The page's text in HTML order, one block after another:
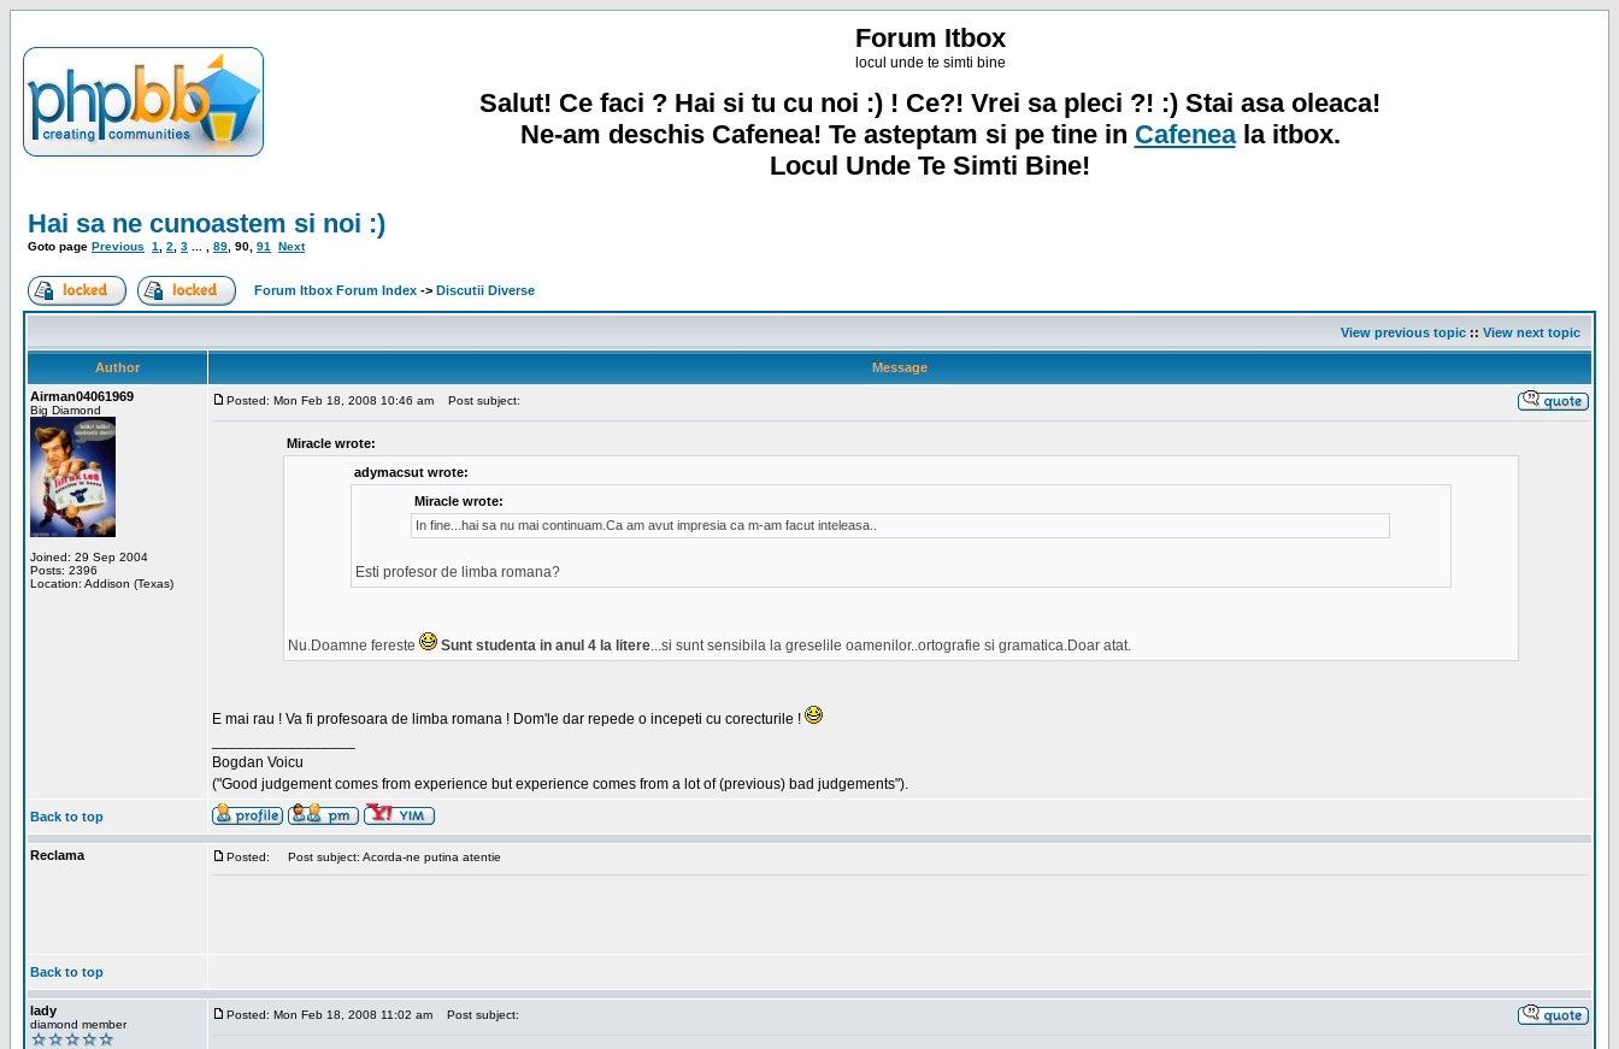
Forum Itbox
locul unde te simti bine
Salut! Ce faci ? Hai si tu cu noi :) ! Ce?! Vrei sa pleci ?! :) Stai asa oleaca!
Ne-am deschis Cafenea! Te asteptam si pe tine in Cafeneala itbox.
Locul Unde Te Simti Bine!
Hai sa ne cunoastem si noi :)
Goto page Previous 1 2 3 89 90 91 Next
Forum Itbox Forum Index -> Discutii Diverse
View previous topic :: View next topic
Author
Message
Airman04061969
Big Diamond
Joined: 29 Sep 2004
Posts: 2396
Location: Addison (Texas)
Posted: Mon Feb 18, 2008 10:46 am Post subject:
Miracle wrote:
adymacsut wrote:
Miracle wrote:
In fine...hai sa nu mai continuam.Ca am avut impresia ca m-am facut inteleasa..
Esti profesor de limba romana?
Nu.Doamne fereste Sunt studenta in anul 4 la litere...si sunt sensibila la greselile oamenilor..ortografie si gramatica.Doar atat.
E mai rau ! Va fi profesoara de limba romana ! Dom'le dar repede o incepeti cu corecturile !
Bogdan Voicu
("Good judgement comes from experience but experience comes from a lot of (previous) bad judgements").
Back to top
Reclama Posted: Post subject: Acorda-ne putina atentie
Back to top
lady
diamond member
Posted: Mon Feb 18, 2008 11:02 am Post subject: